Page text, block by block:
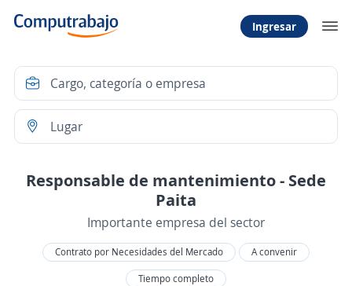
Ingresar
Responsable de mantenimiento - Sede
Paita
Importante empresa del sector
Contrato por Necesidades del Mercado
A convenir
Tiempo completo